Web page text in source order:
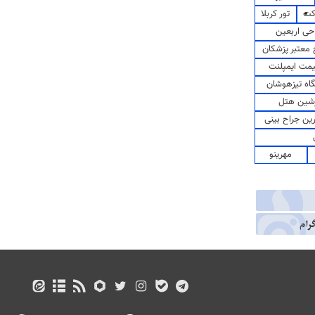
تور کربلا
اربعین
پزشکان
ایمپلنت
تیزهوشان
هتل
جراح بینی
مهرینو